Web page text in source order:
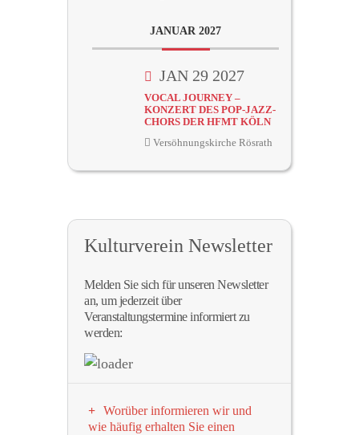
JANUAR 2027
JAN 29 2027
VOCAL JOURNEY –
KONZERT DES POP-JAZZ-
CHORS DER HFMT KÖLN
Versöhnungskirche Rösrath
Kulturverein Newsletter
Melden Sie sich für unseren Newsletter
an, um jederzeit über
Veranstaltungstermine informiert zu
werden:
Worüber informieren wir und
wie häufig erhalten Sie einen